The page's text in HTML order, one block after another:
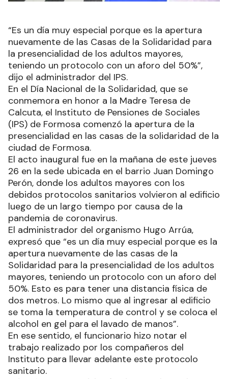
“Es un día muy especial porque es la apertura
nuevamente de las Casas de la Solidaridad para
la presencialidad de los adultos mayores,
teniendo un protocolo con un aforo del 50%”,
dijo el administrador del IPS.
En el Día Nacional de la Solidaridad, que se
conmemora en honor a la Madre Teresa de
Calcuta, el Instituto de Pensiones de Sociales
(IPS) de Formosa comenzó la apertura de la
presencialidad en las casas de la solidaridad de la
ciudad de Formosa.
El acto inaugural fue en la mañana de este jueves
26 en la sede ubicada en el barrio Juan Domingo
Perón, donde los adultos mayores con los
debidos protocolos sanitarios volvieron al edificio
luego de un largo tiempo por causa de la
pandemia de coronavirus.
El administrador del organismo Hugo Arrúa,
expresó que “es un día muy especial porque es la
apertura nuevamente de las casas de la
Solidaridad para la presencialidad de los adultos
mayores, teniendo un protocolo con un aforo del
50%. Esto es para tener una distancia física de
dos metros. Lo mismo que al ingresar al edificio
se toma la temperatura de control y se coloca el
alcohol en gel para el lavado de manos”.
En ese sentido, el funcionario hizo notar el
trabajo realizado por los compañeros del
Instituto para llevar adelante este protocolo
sanitario.